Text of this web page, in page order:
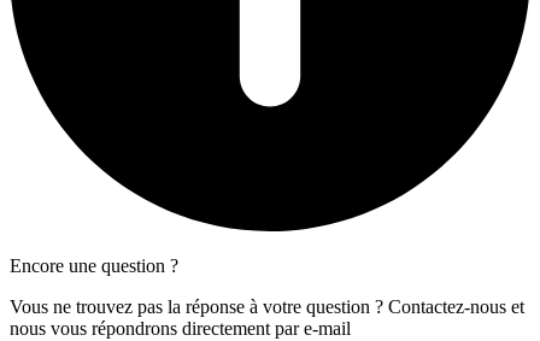
Encore une question ?
Vous ne trouvez pas la réponse à votre question ? Contactez-nous et
nous vous répondrons directement par e-mail